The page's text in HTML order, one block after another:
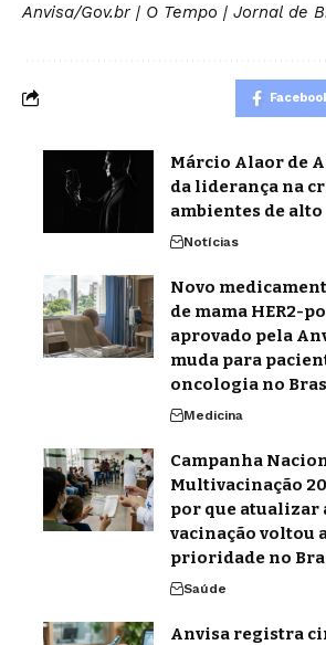
Anvisa/Gov.br| O Tempo | Jornal de
Márcio Alaor de
da liderança na
ambientes de
Notícias
Novo
de mama HER2-
aprovado pela
muda para
oncologia no
Medicina
Campanha
Multivacinação
por que atualizar
vacinação voltou
prioridade no
Saúde
Anvisa registra